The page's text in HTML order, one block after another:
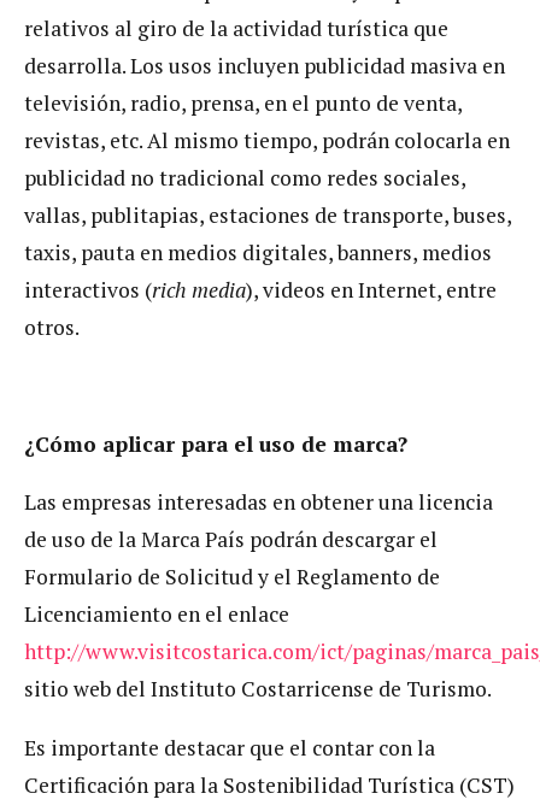
relativos al giro de la actividad turística que
desarrolla. Los usos incluyen publicidad masiva en
televisión, radio, prensa, en el punto de venta,
revistas, etc. Al mismo tiempo, podrán colocarla en
publicidad no tradicional como redes sociales,
vallas, publitapias, estaciones de transporte, buses,
taxis, pauta en medios digitales, banners, medios
interactivos (rich media), videos en Internet, entre
otros.
¿Cómo aplicar para el uso de marca?
Las empresas interesadas en obtener una licencia
de uso de la Marca País podrán descargar el
Formulario de Solicitud y el Reglamento de
Licenciamiento en el enlace
http://www.visitcostarica.com/ict/paginas/
sitio web del Instituto Costarricense de Turismo.
Es importante destacar que el contar con la
Certificación para la Sostenibilidad Turística (CST)